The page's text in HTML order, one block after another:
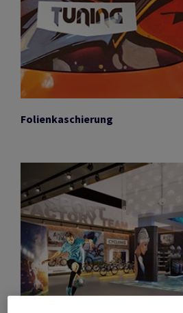
Folienkaschierung